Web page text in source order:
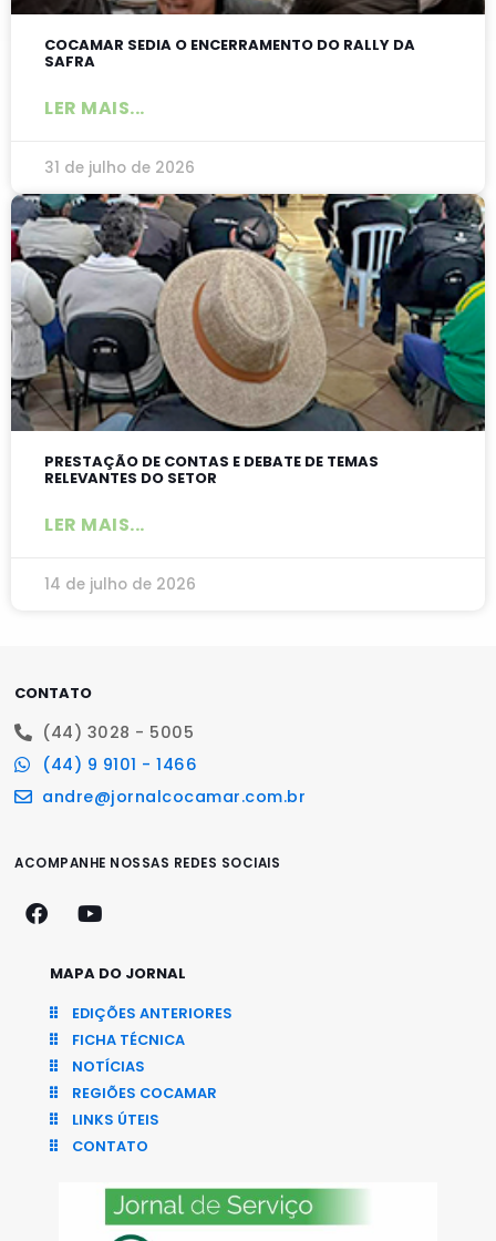
COCAMAR SEDIA O ENCERRAMENTO DO RALLY DA
SAFRA
LER MAIS...
31 de julho de 2026
PRESTAÇÃO DE CONTAS E DEBATE DE TEMAS
RELEVANTES DO SETOR
LER MAIS...
14 de julho de 2026
CONTATO
(44) 3028 - 5005
(44) 9 9101 - 1466
andre@jornalcocamar.com.br
ACOMPANHE NOSSAS REDES SOCIAIS
MAPA DO JORNAL
EDIÇÕES ANTERIORES
FICHA TÉCNICA
NOTÍCIAS
REGIÕES COCAMAR
LINKS ÚTEIS
CONTATO